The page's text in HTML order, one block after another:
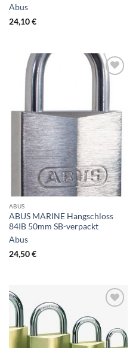
Abus
24,10€
ABUS
ABUS MARINE Hangschloss
84IB 50mm SB-verpackt
Abus
24,50€